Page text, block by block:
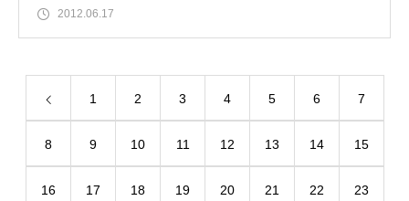
2012.06.17
1 2 3 4 5 6 7
8 9 10 11 12 13 14 15
16 17 18 19 20 21 22 23